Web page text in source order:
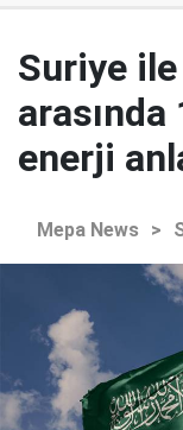
Suriye
enerji
Mepa News >